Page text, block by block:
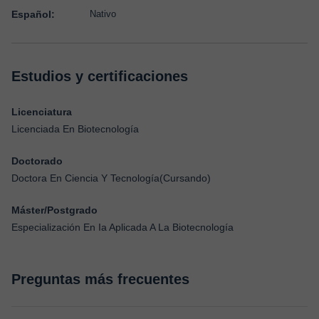
Español: Nativo
Estudios y certificaciones
Licenciatura
Licenciada En Biotecnología
Doctorado
Doctora En Ciencia Y Tecnología(Cursando)
Máster/Postgrado
Especialización En Ia Aplicada A La Biotecnología
Preguntas más frecuentes